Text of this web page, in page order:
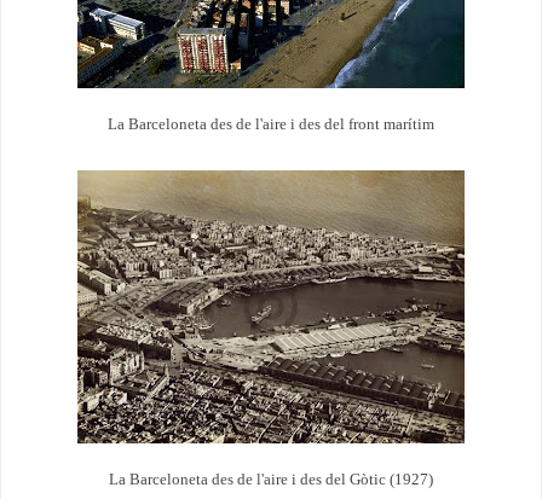
La Barceloneta des de l'aire i des del front marítim
La Barceloneta des de l'aire i des del Gòtic (1927)